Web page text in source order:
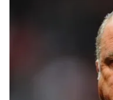
Çerezlere ilişkin
vasıtasıyla
için Ayarlar butonuna
ziyaret
6698 sayılı Kişisel
hazırlanmış